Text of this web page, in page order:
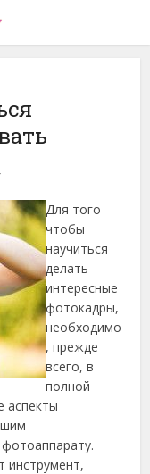
Для того
чтобы
научиться
делать
интересные
фотокадры,
необходимо
, прежде
всего, в
полной
аспекты
инструмент,